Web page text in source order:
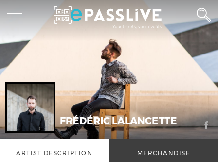
FRÉDÉRIC LALANCETTE
ARTIST DESCRIPTION MERCHANDISE